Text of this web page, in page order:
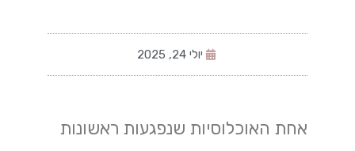
יולי 24, 2025
אחת האוכלוסיות שנפגעות ראשונות